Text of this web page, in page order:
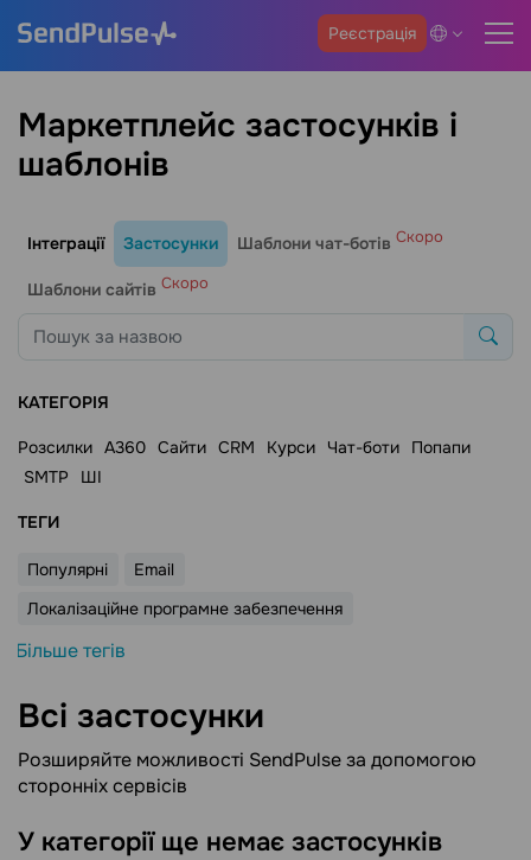
Реєстрація
Маркетплейс застосунків і
шаблонів
Інтеграції Застосунки Шаблони чат-ботів Скоро
Шаблони сайтів Скоро
КАТЕГОРІЯ
Розсилки A360 Сайти CRM Курси Чат-боти
Попапи
SMTP
ШІ
ТЕГИ
Популярні
Email
Локалізаційне програмне забезпечення
Більше тегів
Всі застосунки
Розширяйте можливості SendPulse за допомогою
сторонніх сервісів
У категорії ще немає застосунків